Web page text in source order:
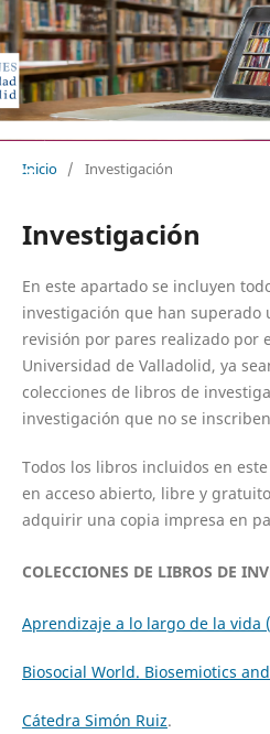
EDICIONES
Inicio / Investigación
Investigación
En este apartado se incluyen
investigación que han superado
revisión por pares realizado por
Universidad de Valladolid, ya
colecciones de libros de
investigación que no se
Todos los libros incluidos en
en acceso abierto, libre y
adquirir una copia impresa en
COLECCIONES DE LIBROS DE
Aprendizaje a lo largo de la vida
Biosocial World. Biosemiotics
Cátedra Simón Ruiz.